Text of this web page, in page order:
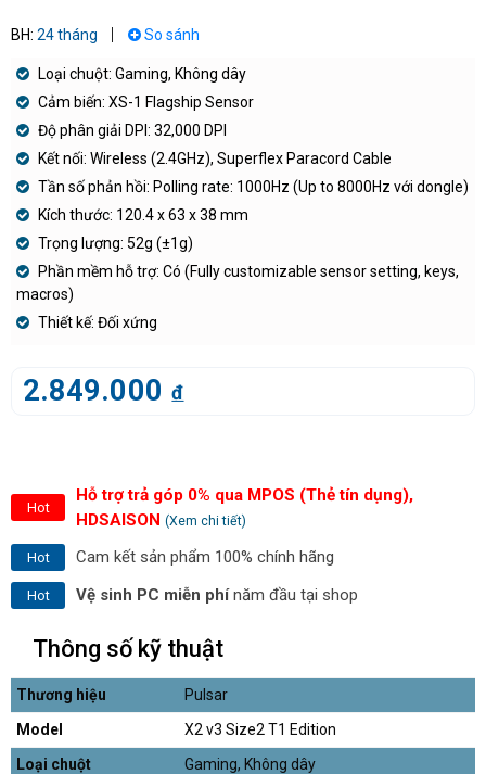
BH: 24 tháng So sánh
Loại chuột: Gaming, Không dây
Cảm biến: XS-1 Flagship Sensor
Độ phân giải DPI: 32,000 DPI
Kết nối: Wireless (2.4GHz), Superflex Paracord Cable
Tần số phản hồi: Polling rate: 1000Hz (Up to 8000Hz với dongle)
Kích thước: 120.4 x 63 x 38 mm
Trọng lượng: 52g (±1g)
Phần mềm hỗ trợ: Có (Fully customizable sensor setting, keys,
macros)
Thiết kế: Đối xứng
2.849.000 đ
Hot
Hỗ trợ trả góp 0% qua MPOS (Thẻ tín dụng),
HDSAISON (Xem chi tiết)
Hot Cam kết sản phẩm 100% chính hãng
Hot Vệ sinh PC miễn phínăm đầu tại shop
Thông số kỹ thuật
Thương hiệu
Pulsar
Model
X2 v3 Size2 T1 Edition
Loại chuột
Gaming, Không dây